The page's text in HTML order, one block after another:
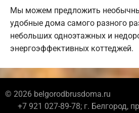
Мы можем предложить
удобные дома самого разного
небольших одноэтажных и
энергоэффективных коттеджей.
© 2026 belgorodbrusdoma.ru
+7 921 027-89-78; г. Белгород,